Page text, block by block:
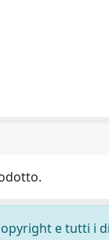
e tutti i